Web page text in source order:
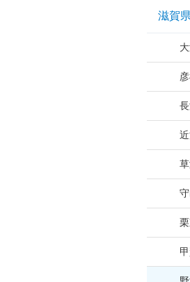
滋賀県